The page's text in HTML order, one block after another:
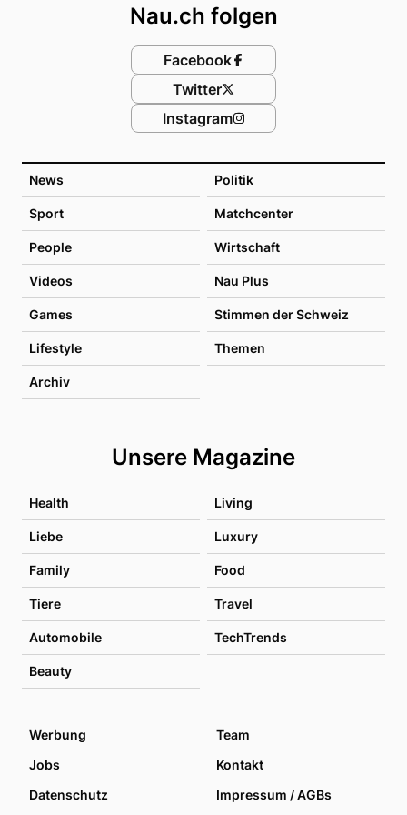
News Politik
Sport Matchcenter
People Wirtschaft
Videos Nau Plus
Games Stimmen der Schweiz
Lifestyle Themen
Archiv
Unsere Magazine
Health Living
Liebe Luxury
Family Food
Tiere Travel
Automobile TechTrends
Beauty
Nau.ch folgen
Facebook
Twitter
Instagram
Werbung
Team
Jobs
Kontakt
Datenschutz
Impressum / AGBs